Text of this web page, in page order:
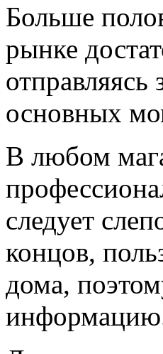
Больше
рынке
отправляясь
основных
В любом
следует
концов,
дома,